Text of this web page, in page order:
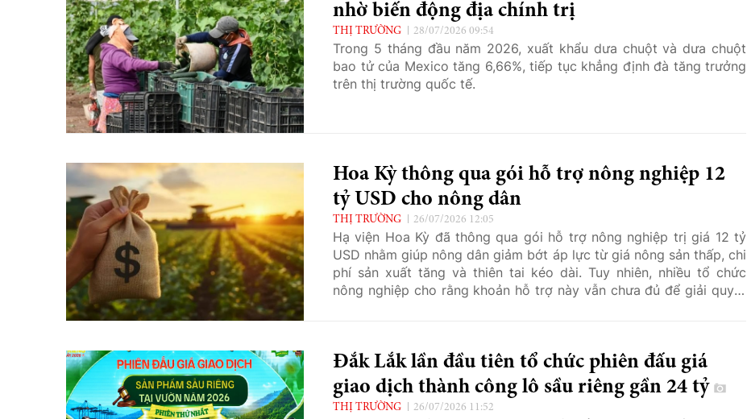
nhờ biến động địa chính trị
THỊ TRƯỜNG 28/07/2026 09:54
Trong 5 tháng đầu năm 2026, xuất khẩu dưa chuột và dưa chuột
bao tử của Mexico tăng 6,66%, tiếp tục khẳng định đà tăng trưởng
trên thị trường quốc tế.
Hoa Kỳ thông qua gói hỗ trợ nông nghiệp 12
tỷ USD cho nông dân
THỊ TRƯỜNG 26/07/2026 12:05
Hạ viện Hoa Kỳ đã thông qua gói hỗ trợ nông nghiệp trị giá 12 tỷ
USD nhằm giúp nông dân giảm bớt áp lực từ giá nông sản thấp, chi
phí sản xuất tăng và thiên tai kéo dài. Tuy nhiên, nhiều tổ chức
nông nghiệp cho rằng khoản hỗ trợ này vẫn chưa đủ để giải quyết
Đắk Lắk lần đầu tiên tổ chức phiên đấu giá
giao dịch thành công lô sầu riêng gần 24 tỷ
THỊ TRƯỜNG 26/07/2026 11:52